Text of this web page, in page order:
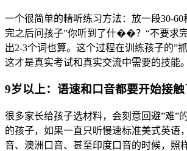
一个很简单的精听练习方法：放一段30-
完之后问孩子”你听到了什��？“不要求
出2-3个词也算。这个过程在训练孩子的”
这才是真实考试和真实交流中需要的技能。
9岁以上：语速和口音都要开始接触
很多家长给孩子选材料，会刻意回避”难”
的孩子，如果一直只听慢速标准美式英语
音、澳洲口音、甚至印度口音的时候，照